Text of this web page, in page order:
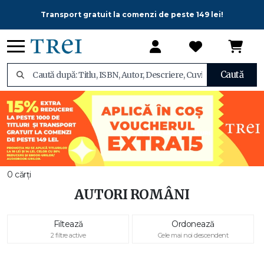
Transport gratuit la comenzi de peste 149 lei!
Caută
0 cărți
AUTORI ROMÂNI
Filtează
2 filtre active
Ordonează
Cele mai noi descendent